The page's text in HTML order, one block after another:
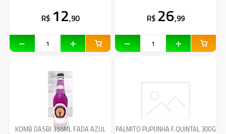
R$ 12,90 R$ 26,99
KOMB DASBI 355ML FADA AZUL PALMITO PUPUNHA F.QUINTAL 300G